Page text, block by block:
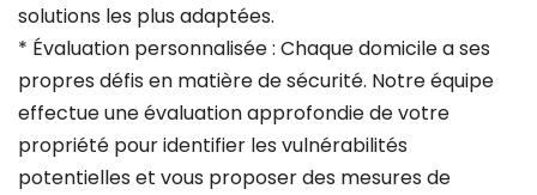
solutions les plus adaptées.
* Évaluation personnalisée : Chaque domicile a ses
propres défis en matière de sécurité. Notre équipe
effectue une évaluation approfondie de votre
propriété pour identifier les vulnérabilités
potentielles et vous proposer des mesures de